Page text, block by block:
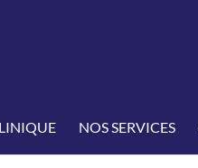
NOS SERVICES